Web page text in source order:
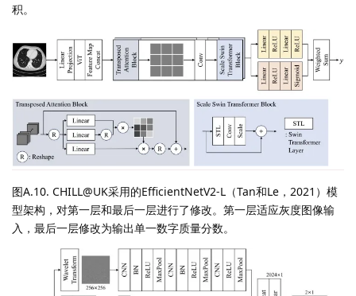
积。
图A.10. CHILL@UK采用的EfficientNetV2-L（Tan和Le，2021）模
型架构，对第一层和最后一层进行了修改。第一层适应灰度图像输
入，最后一层修改为输出单一数字质量分数。